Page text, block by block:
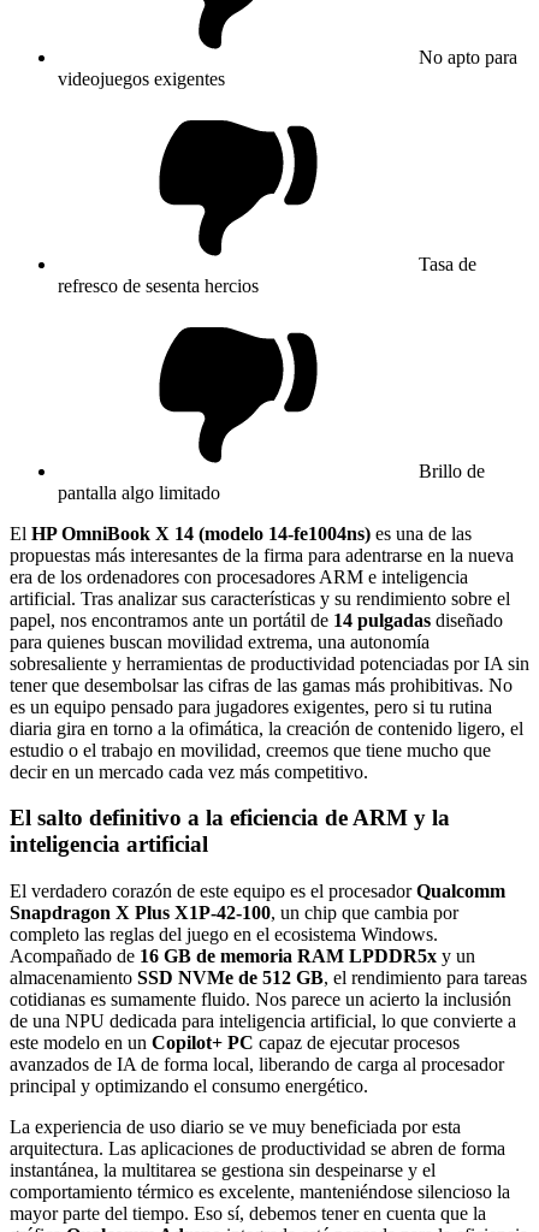
No apto para
videojuegos exigentes
Tasa de
refresco de sesenta hercios
Brillo de
pantalla algo limitado
El HP OmniBook X 14 (modelo 14-fe1004ns) es una de las
propuestas más interesantes de la firma para adentrarse en la nueva
era de los ordenadores con procesadores ARM e inteligencia
artificial. Tras analizar sus características y su rendimiento sobre el
papel, nos encontramos ante un portátil de 14 pulgadas diseñado
para quienes buscan movilidad extrema, una autonomía
sobresaliente y herramientas de productividad potenciadas por IA sin
tener que desembolsar las cifras de las gamas más prohibitivas. No
es un equipo pensado para jugadores exigentes, pero si tu rutina
diaria gira en torno a la ofimática, la creación de contenido ligero, el
estudio o el trabajo en movilidad, creemos que tiene mucho que
decir en un mercado cada vez más competitivo.
El salto definitivo a la eficiencia de ARM y la
inteligencia artificial
El verdadero corazón de este equipo es el procesadorQualcomm
Snapdragon X Plus X1P-42-100, un chip que cambia por
completo las reglas del juego en el ecosistema Windows.
Acompañado de 16 GB de memoria RAM LPDDR5x y un
almacenamiento SSD NVMe de 512 GB, el rendimiento para tareas
cotidianas es sumamente fluido. Nos parece un acierto la inclusión
de una NPU dedicada para inteligencia artificial, lo que convierte a
este modelo en un Copilot+ PC capaz de ejecutar procesos
avanzados de IA de forma local, liberando de carga al procesador
principal y optimizando el consumo energético.
La experiencia de uso diario se ve muy beneficiada por esta
arquitectura. Las aplicaciones de productividad se abren de forma
instantánea, la multitarea se gestiona sin despeinarse y el
comportamiento térmico es excelente, manteniéndose silencioso la
mayor parte del tiempo. Eso sí, debemos tener en cuenta que la